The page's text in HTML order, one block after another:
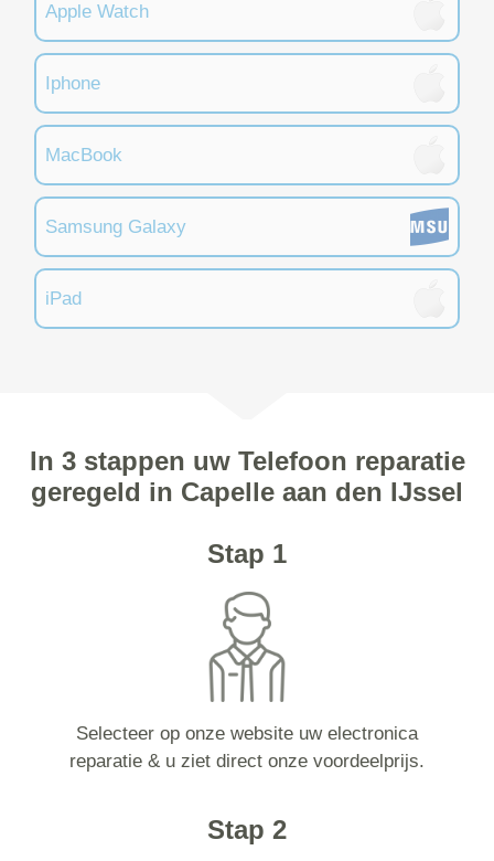
Apple Watch
Iphone
MacBook
Samsung Galaxy
iPad
In 3 stappen uw Telefoon reparatie
geregeld in Capelle aan den IJssel
Stap 1
Selecteer op onze website uw electronica
reparatie & u ziet direct onze voordeelprijs.
Stap 2